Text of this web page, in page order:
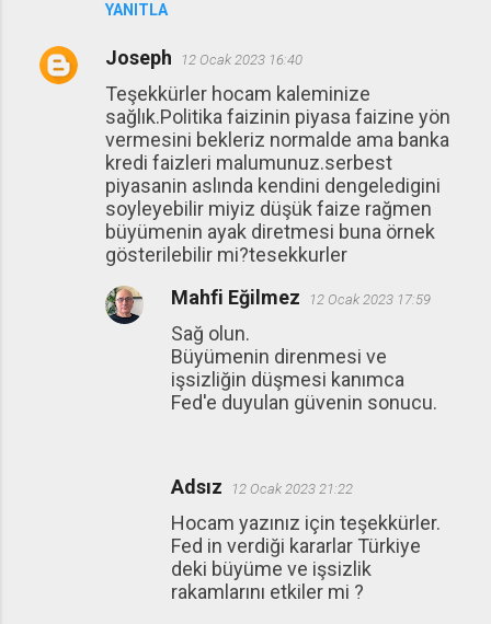
YANITLA
Joseph 12 Ocak 2023 16:40
Teşekkürler hocam kaleminize
sağlık.Politika faizinin piyasa faizine yön
vermesini bekleriz normalde ama banka
kredi faizleri malumunuz.serbest
piyasanin aslında kendini dengeledigini
soyleyebilir miyiz düşük faize rağmen
büyümenin ayak diretmesi buna örnek
gösterilebilir mi?tesekkurler
Mahfi Eğilmez 12 Ocak 2023 17:59
Sağ olun.
Büyümenin direnmesi ve
işsizliğin düşmesi kanımca
Fed'e duyulan güvenin sonucu.
Adsız 12 Ocak 2023 21:22
Hocam yazınız için teşekkürler.
Fed in verdiği kararlar Türkiye
deki büyüme ve işsizlik
rakamlarını etkiler mi ?